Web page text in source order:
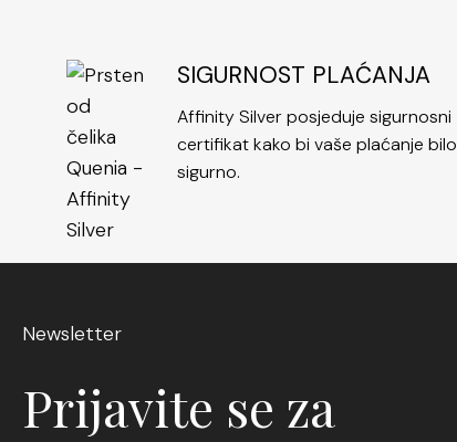
SIGURNOST PLAĆANJA
Affinity Silver posjeduje sigurnosni
certifikat kako bi vaše plaćanje bilo
sigurno.
Newsletter
Prijavite se za